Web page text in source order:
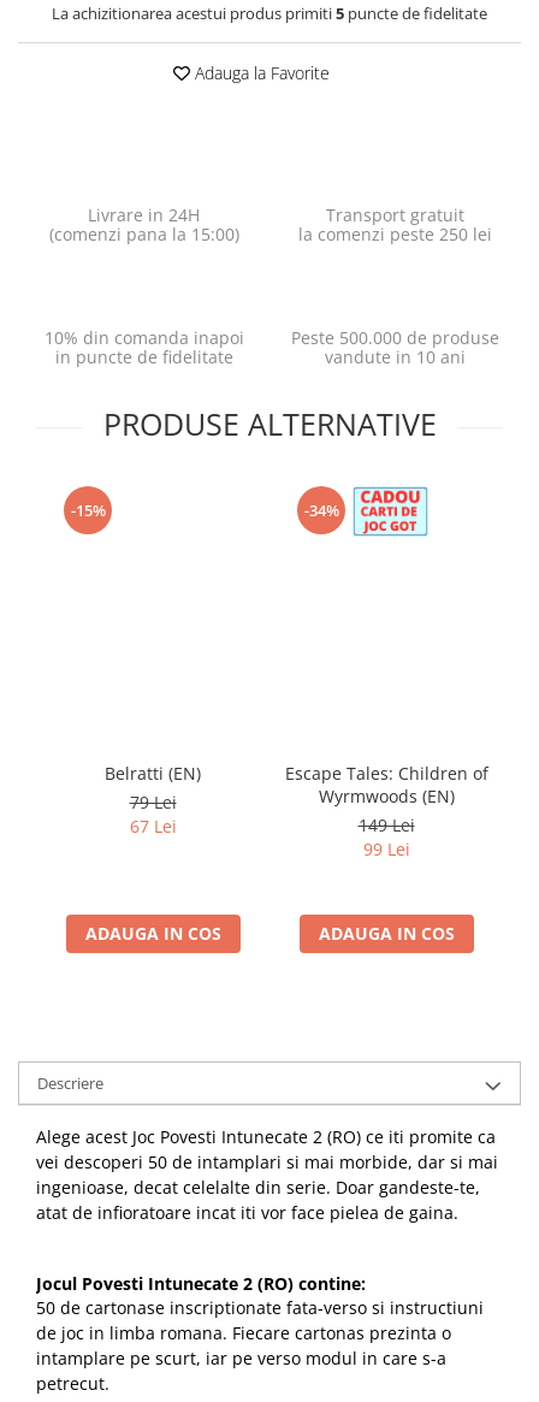
La achizitionarea acestui produs primiti5 puncte de fidelitate
Adauga la Favorite
Livrare in 24H
(comenzi pana la 15:00)
Transport gratuit
la comenzi peste 250 lei
10% din comanda inapoi
in puncte de fidelitate
Peste 500.000 de produse
vandute in 10 ani
PRODUSE ALTERNATIVE
-15%
Belratti (EN)
79 Lei
67 Lei
ADAUGA IN COS
-34%
Escape Tales: Children of
Wyrmwoods (EN)
149 Lei
99 Lei
ADAUGA IN COS
Descriere
Alege acest Joc Povesti Intunecate 2 (RO) ce iti promite ca
vei descoperi 50 de intamplari si mai morbide, dar si mai
ingenioase, decat celelalte din serie. Doar gandeste-te,
atat de infioratoare incat iti vor face pielea de gaina.
Jocul Povesti Intunecate 2 (RO) contine:
50 de cartonase inscriptionate fata-verso si instructiuni
de joc in limba romana. Fiecare cartonas prezinta o
intamplare pe scurt, iar pe verso modul in care s-a
petrecut.